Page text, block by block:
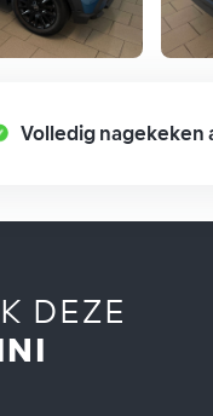
Volledig nagekeken
DEZE